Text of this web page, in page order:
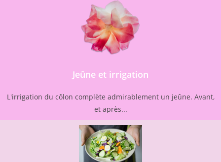
Jeûne et irrigation
L'irrigation du côlon complète admirablement un jeûne. Avant,
et après...